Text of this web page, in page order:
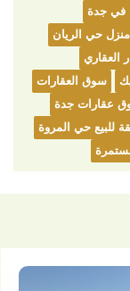
في جدة
حي الريان
العقاري
سوق العقارات
عقارات جدة
للبيع حي المروة